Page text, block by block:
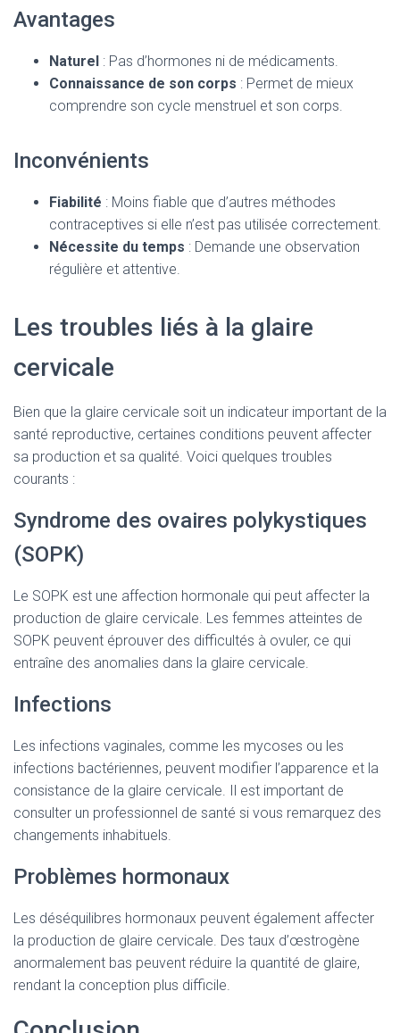
Avantages
Naturel : Pas d’hormones ni de médicaments.
Connaissance de son corps : Permet de mieux
comprendre son cycle menstruel et son corps.
Inconvénients
Fiabilité : Moins fiable que d’autres méthodes
contraceptives si elle n’est pas utilisée correctement.
Nécessite du temps : Demande une observation
régulière et attentive.
Les troubles liés à la glaire
cervicale
Bien que la glaire cervicale soit un indicateur important de la
santé reproductive, certaines conditions peuvent affecter
sa production et sa qualité. Voici quelques troubles
courants :
Syndrome des ovaires polykystiques
(SOPK)
Le SOPK est une affection hormonale qui peut affecter la
production de glaire cervicale. Les femmes atteintes de
SOPK peuvent éprouver des difficultés à ovuler, ce qui
entraîne des anomalies dans la glaire cervicale.
Infections
Les infections vaginales, comme les mycoses ou les
infections bactériennes, peuvent modifier l’apparence et la
consistance de la glaire cervicale. Il est important de
consulter un professionnel de santé si vous remarquez des
changements inhabituels.
Problèmes hormonaux
Les déséquilibres hormonaux peuvent également affecter
la production de glaire cervicale. Des taux d’œstrogène
anormalement bas peuvent réduire la quantité de glaire,
rendant la conception plus difficile.